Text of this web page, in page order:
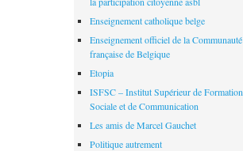
Enseignement catholique belge
Enseignement officiel de la Communauté
française de Belgique
Etopia
ISFSC – Institut Supérieur de Formation
Sociale et de Communication
Les amis de Marcel Gauchet
Politique autrement